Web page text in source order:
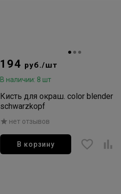
194 руб./шт
В наличии: 8 шт
Кисть для окраш. color blender
schwarzkopf
нет отзывов
В корзину